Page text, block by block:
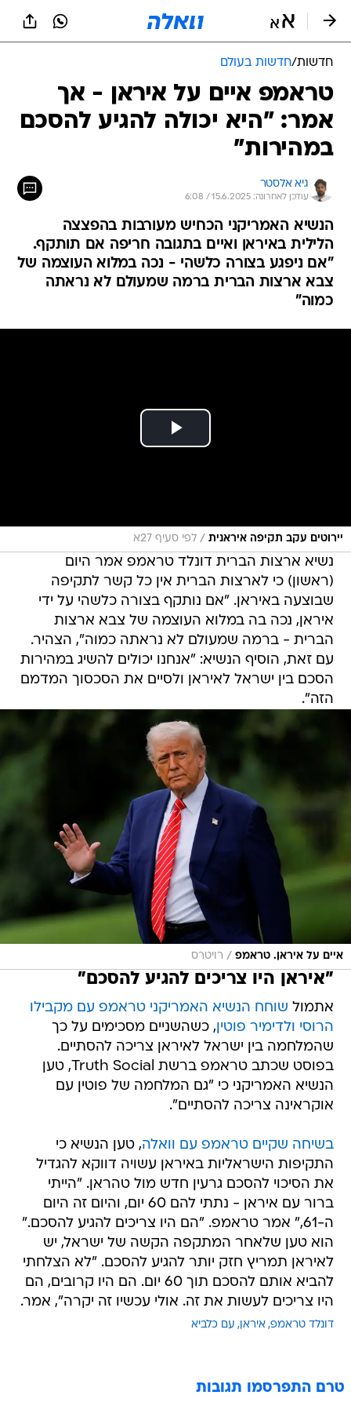
חדשות/חדשות בעולם
טראמפ איים על איראן - אך
אמר: "היא יכולה להגיע להסכם
במהירות"
גיא אלסטר
עודכן לאחרונה: 15.6.2025 / 6:08
הנשיא האמריקני הכחיש מעורבות בהפצצה
הלילית באיראן ואיים בתגובה חריפה אם תותקף.
"אם ניפגע בצורה כלשהי - נכה במלוא העוצמה של
צבא ארצות הברית ברמה שמעולם לא נראתה
כמוה"
יירוטים עקב תקיפה איראנית / לפי סעיף 27א
נשיא ארצות הברית דונלד טראמפ אמר היום
(ראשון) כי לארצות הברית אין כל קשר לתקיפה
שבוצעה באיראן. "אם נותקף בצורה כלשהי על ידי
איראן, נכה בה במלוא העוצמה של צבא ארצות
הברית - ברמה שמעולם לא נראתה כמוה", הצהיר.
עם זאת, הוסיף הנשיא: "אנחנו יכולים להשיג במהירות
הסכם בין ישראל לאיראן ולסיים את הסכסוך המדמם
הזה".
איים על איראן. טראמפ / רויטרס
"איראן היו צריכים להגיע להסכם"
אתמול שוחח הנשיא האמריקני טראמפ עם מקבילו
הרוסי ולדימיר פוטין, כשהשניים מסכימים על כך
שהמלחמה בין ישראל לאיראן צריכה להסתיים.
בפוסט שכתב טראמפ ברשת Truth Social, טען
הנשיא האמריקני כי "גם המלחמה של פוטין עם
אוקראינה צריכה להסתיים".
בשיחה שקיים טראמפ עם וואלה, טען הנשיא כי
התקיפות הישראליות באיראן עשויה דווקא להגדיל
את הסיכוי להסכם גרעין חדש מול טהראן. "הייתי
ברור עם איראן - נתתי להם 60 יום, והיום זה היום
ה-61," אמר טראמפ. "הם היו צריכים להגיע להסכם."
הוא טען שלאחר המתקפה הקשה של ישראל, יש
לאיראן תמריץ חזק יותר להגיע להסכם. "לא הצלחתי
להביא אותם להסכם תוך 60 יום. הם היו קרובים, הם
היו צריכים לעשות את זה. אולי עכשיו זה יקרה", אמר.
דונלד טראמפ איראן עם כלביא
טרם התפרסמו תגובות